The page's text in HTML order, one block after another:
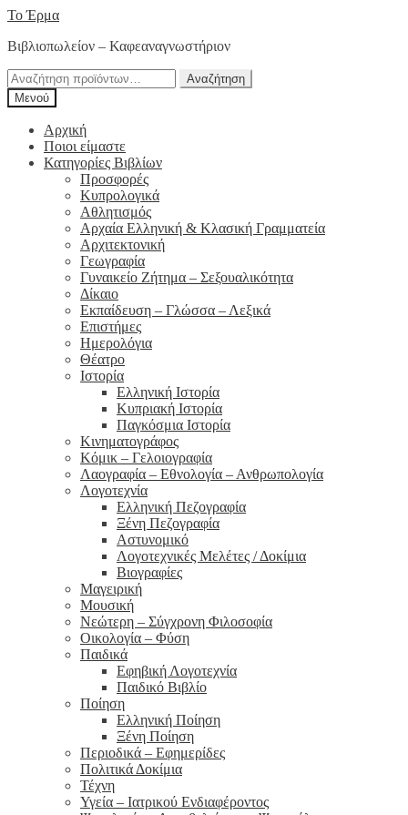
Απευθείας
στην
Μετάβαση
περιεχόμενο
Το Έρμα
Βιβλιοπωλείον – Καφεαναγνωστήριον
Αναζήτηση
για:
Αναζήτηση
Μενού
Αρχική
Ποιοι είμαστε
Κατηγορίες Βιβλίων
Προσφορές
Κυπρολογικά
Αθλητισμός
Αρχαία Ελληνική & Κλασική Γραμματεία
Αρχιτεκτονική
Γεωγραφία
Γυναικείο Ζήτημα – Σεξουαλικότητα
Δίκαιο
Εκπαίδευση – Γλώσσα – Λεξικά
Επιστήμες
Ημερολόγια
Θέατρο
Ιστορία
Ελληνική Ιστορία
Κυπριακή Ιστορία
Παγκόσμια Ιστορία
Κινηματογράφος
Κόμικ – Γελοιογραφία
Λαογραφία – Εθνολογία – Ανθρωπολογία
Λογοτεχνία
Ελληνική Πεζογραφία
Ξένη Πεζογραφία
Αστυνομικό
Λογοτεχνικές Μελέτες / Δοκίμια
Βιογραφίες
Μαγειρική
Μουσική
Νεώτερη – Σύγχρονη Φιλοσοφία
Οικολογία – Φύση
Παιδικά
Εφηβική Λογοτεχνία
Παιδικό Βιβλίο
Ποίηση
Ελληνική Ποίηση
Ξένη Ποίηση
Περιοδικά – Εφημερίδες
Πολιτικά Δοκίμια
Τέχνη
Υγεία – Ιατρικού Ενδιαφέροντος